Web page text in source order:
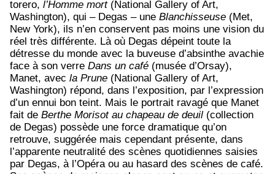
torero, l’Homme mort (National Gallery of Art,
Washington), qui – Degas – une Blanchisseuse (Met,
New York), ils n’en conservent pas moins une vision du
réel très différente. Là où Degas dépeint toute la
détresse du monde avec la buveuse d’absinthe avachie
face à son verre Dans un café (musée d’Orsay),
Manet, avec la Prune (National Gallery of Art,
Washington) répond, dans l’exposition, par l’expression
d’un ennui bon teint. Mais le portrait ravagé que Manet
fait de Berthe Morisot au chapeau de deuil (collection
de Degas) possède une force dramatique qu’on
retrouve, suggérée mais cependant présente, dans
l’apparente neutralité des scènes quotidiennes saisies
par Degas, à l’Opéra ou au hasard des scènes de café.